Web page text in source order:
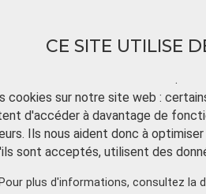
CE SITE UTILISE
.
cookies sur notre site web :
d'accéder à davantage de
Ils nous aident donc à
sont acceptés, utilisent des
Pour plus d'informations, consultez la